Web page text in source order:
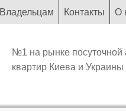
Владельцам Контакты О
№1 на рынке посуточной
квартир Киева и Украины